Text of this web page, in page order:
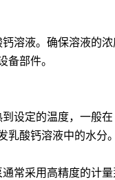
溶液。确保溶液的
备部件。
设定的温度，一般
酸钙溶液中的水分。
常采用高精度的计